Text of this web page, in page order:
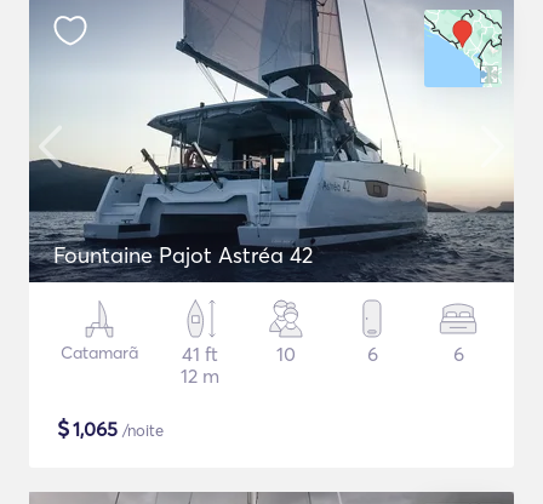
Fountaine Pajot Astréa 42
Catamarã
41 ft
12 m
10 6 6
$1,065 /noite